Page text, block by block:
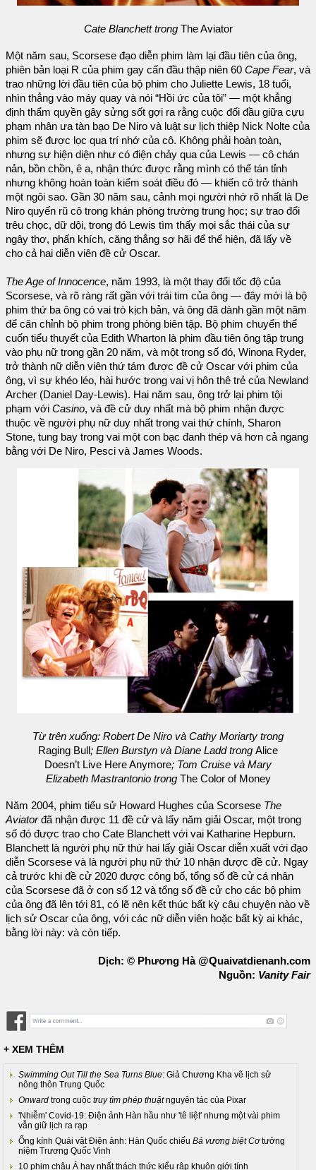
Cate Blanchett trong The Aviator
Một năm sau, Scorsese đạo diễn phim làm lại đầu tiên của ông,
phiên bản loại R của phim gay cấn đầu thập niên 60 Cape Fear, và
trao những lời đầu tiên của bộ phim cho Juliette Lewis, 18 tuổi,
nhìn thẳng vào máy quay và nói “Hồi ức của tôi” — một khẳng
định thẩm quyền gây sửng sốt gợi ra rằng cuộc đối đầu giữa cựu
phạm nhân ưa tàn bạo De Niro và luật sư lịch thiệp Nick Nolte của
phim sẽ được lọc qua trí nhớ của cô. Không phải hoàn toàn,
nhưng sự hiện diện như có điện chảy qua của Lewis — cô chán
nản, bồn chồn, ê a, nhận thức được rằng mình có thể tán tỉnh
nhưng không hoàn toàn kiểm soát điều đó — khiến cô trở thành
một ngôi sao. Gần 30 năm sau, cảnh mọi người nhớ rõ nhất là De
Niro quyến rũ cô trong khán phòng trường trung học; sự trao đổi
trêu chọc, dữ dội, trong đó Lewis tìm thấy mọi sắc thái của sự
ngây thơ, phấn khích, căng thẳng sợ hãi để thể hiện, đã lấy về
cho cả hai diễn viên đề cử Oscar.
The Age of Innocence, năm 1993, là một thay đổi tốc độ của
Scorsese, và rõ ràng rất gần với trái tim của ông — đây mới là bộ
phim thứ ba ông có vai trò kịch bản, và ông đã dành gần một năm
để căn chỉnh bộ phim trong phòng biên tập. Bộ phim chuyển thể
cuốn tiểu thuyết của Edith Wharton là phim đầu tiên ông tập trung
vào phụ nữ trong gần 20 năm, và một trong số đó, Winona Ryder,
trở thành nữ diễn viên thứ tám được đề cử Oscar với phim của
ông, vì sự khéo léo, hài hước trong vai vị hôn thê trẻ của Newland
Archer (Daniel Day-Lewis). Hai năm sau, ông trở lại phim tội
phạm với Casino, và đề cử duy nhất mà bộ phim nhận được
thuộc về người phụ nữ duy nhất trong vai thứ chính, Sharon
Stone, tung bay trong vai một con bạc đanh thép và hơn cả ngang
bằng với De Niro, Pesci và James Woods.
Từ trên xuống: Robert De Niro và Cathy Moriarty trong
Raging Bull ; Ellen Burstyn và Diane Ladd trong Alice
Doesn’t Live Here Anymore; Tom Cruise và Mary
Elizabeth Mastrantonio trong The Color of Money
Năm 2004, phim tiểu sử Howard Hughes của Scorsese The
Aviatorđã nhận được 11 đề cử và lấy năm giải Oscar, một trong
số đó được trao cho Cate Blanchett với vai Katharine Hepburn.
Blanchett là người phụ nữ thứ hai lấy giải Oscar diễn xuất với đạo
diễn Scorsese và là người phụ nữ thứ 10 nhận được đề cử. Ngay
cả trước khi đề cử 2020 được công bố, tổng số đề cử cá nhân
của Scorsese đã ở con số 12 và tổng số đề cử cho các bộ phim
của ông đã lên tới 81, có lẽ nên kết thúc bất kỳ câu chuyện nào về
lịch sử Oscar của ông, với các nữ diễn viên hoặc bất kỳ ai khác,
bằng lời này: và còn tiếp.
Dịch: © Phương Hà @Quaivatdienanh.com
Nguồn: Vanity Fair
+ XEM THÊM
Swimming Out Till the Sea Turns Blue: Giả Chương Kha vẽ lịch sử
nông thôn Trung Quốc
Onward trong cuộc truy tìm phép thuậtnguyên tác của Pixar
'Nhiễm' Covid-19: Điện ảnh Hàn hầu như 'tê liệt' nhưng một vài phim
vẫn giữ lịch ra rạp
Ống kính Quái vật Điện ảnh: Hàn Quốc chiếu Bá vương biệt Cơtưởng
niệm Trương Quốc Vinh
10 phim châu Á hay nhất thách thức kiểu rập khuôn giới tính